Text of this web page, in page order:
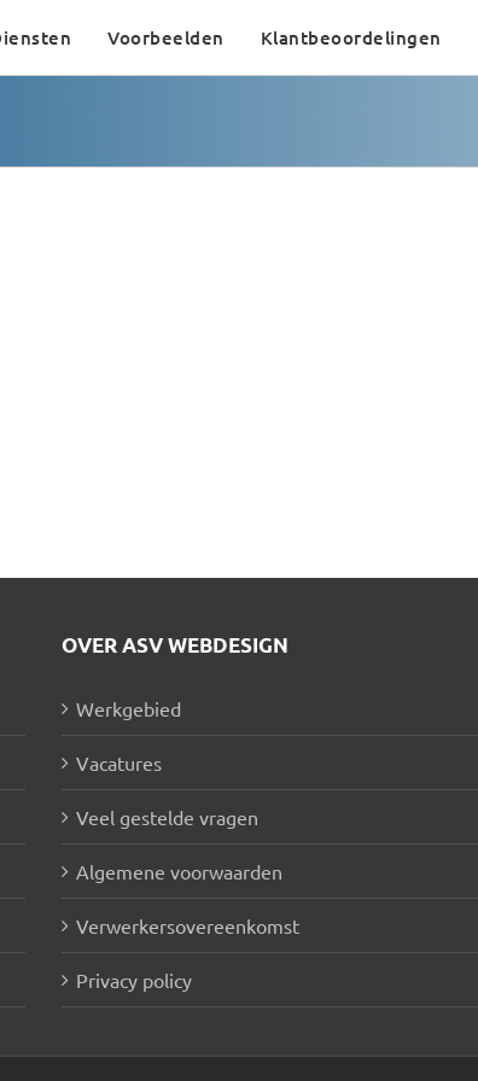
Voorbeelden Klantbeoordelingen
OVER ASV WEBDESIGN
Werkgebied
Vacatures
Veel gestelde vragen
Algemene voorwaarden
Verwerkersovereenkomst
Privacy policy